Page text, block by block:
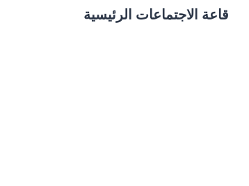
قاعة الاجتماعات الرئيسية